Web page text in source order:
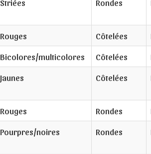
Striées Rondes
Rouges Côtelées
Bicolores/multicolores Côtelées
Jaunes Côtelées
Rouges Rondes
Pourpres/noires Rondes